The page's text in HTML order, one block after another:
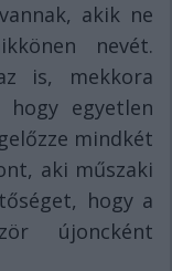
akik ne
nevét.
is, mekkora
egyetlen
mindkét
aki műszaki
hogy a
újoncként